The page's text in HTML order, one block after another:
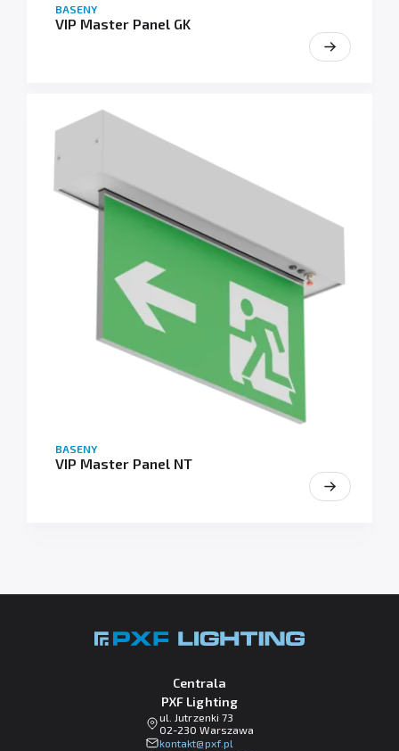
BASENY
VIP Master Panel GK
BASENY
VIP Master Panel NT
Centrala
PXF Lighting
ul. Jutrzenki 73
02-230 Warszawa
lp.fxp@tkatnok